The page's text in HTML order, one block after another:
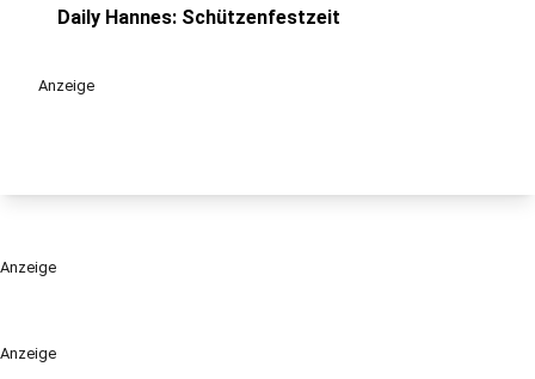
Anzeige
Daily Hannes: Schützenfestzeit
Anzeige
Anzeige